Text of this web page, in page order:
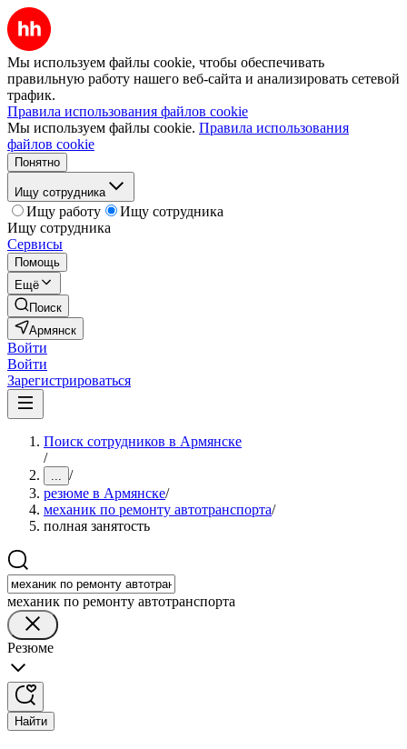
Мы используем файлы cookie, чтобы обеспечивать
правильную работу нашего веб-сайта и анализировать сетевой
трафик.
Правила использования файлов cookie
Мы используем файлы cookie. Правила использования
файлов cookie
Понятно
Ищу сотрудника
Ищу работу
Ищу сотрудника
Ищу сотрудника
Сервисы
Помощь
Ещё
Поиск
Армянск
Войти
Войти
Зарегистрироваться
Поиск сотрудников в Армянске
/
... /
резюме в Армянске/
механик по ремонту автотранспорта/
полная занятость
механик по ремонту автотранспорта
Резюме
Найти